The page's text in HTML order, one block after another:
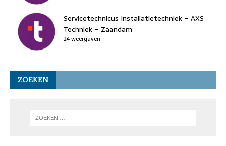
Servicetechnicus Installatietechniek – AXS
Techniek – Zaandam
24 weergaven
ZOEKEN